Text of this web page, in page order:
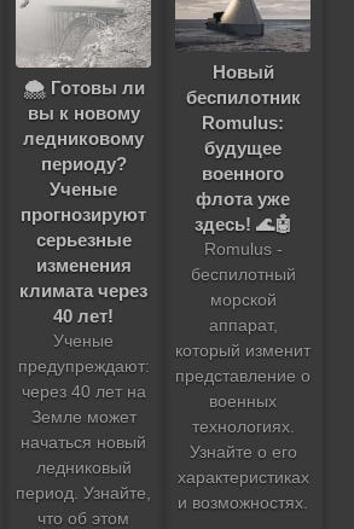
🌨️ Готовы ли
вы к новому
ледниковому
периоду?
Ученые
прогнозируют
серьезные
изменения
климата через
40 лет!
Ученые
предупреждают:
через 40 лет на
Земле может
начаться новый
ледниковый
период. Узнайте,
что об этом
Новый
беспилотник
Romulus:
будущее
военного
флота уже
здесь! 🌊🤖
Romulus -
беспилотный
морской
аппарат,
который изменит
представление о
военных
технологиях.
Узнайте о его
характеристиках
и возможностях.